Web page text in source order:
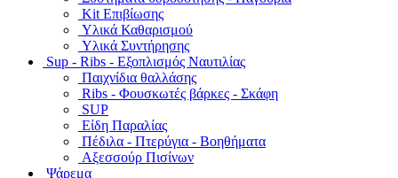
Kit Επιβίωσης
Υλικά Καθαρισμού
Υλικά Συντήρησης
Sup - Ribs - Εξοπλισμός Ναυτιλίας
Παιχνίδια θαλλάσης
Ribs - Φουσκωτές βάρκες - Σκάφη
SUP
Είδη Παραλίας
Πέδιλα - Πτερύγια - Βοηθήματα
Αξεσσούρ Πισίνων
Ψάρεμα